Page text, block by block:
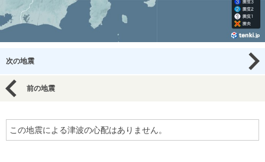
次の地震
前の地震
この地震による津波の心配はありません。